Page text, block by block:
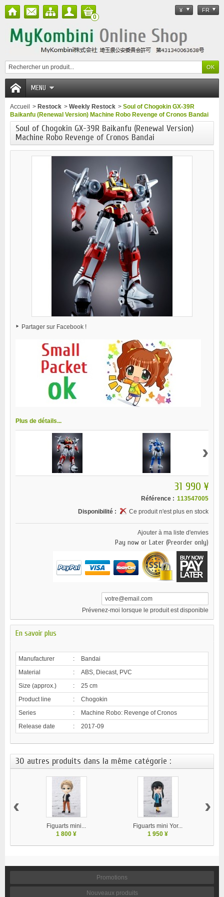
¥ FR
0
MENU
Accueil > Restock > Weekly Restock > Soul of Chogokin GX-39R
Baikanfu (Renewal Version) Machine Robo Revenge of Cronos Bandai
Soul of Chogokin GX-39R Baikanfu (Renewal Version)
Machine Robo Revenge of Cronos Bandai
Partager sur Facebook !
Plus de détails...
›
31 990 ¥
Référence : 113547005
Disponibilité :
Ce produit n'est plus en stock
Ajouter à ma liste d'envies
Pay now or Later (Preorder only)
Prévenez-moi lorsque le produit est disponible
En savoir plus
Manufacturer :
Bandai
Material
:
ABS, Diecast, PVC
Size (approx.)
:
25 cm
Product line
:
Chogokin
Series
:
Machine Robo: Revenge of Cronos
Release date
: 2017-09
30 autres produits dans la même catégorie :
Figuarts mini...
1 800 ¥
Figuarts mini Yor...
1 950 ¥
‹ ›
Promotions
Nouveaux produits